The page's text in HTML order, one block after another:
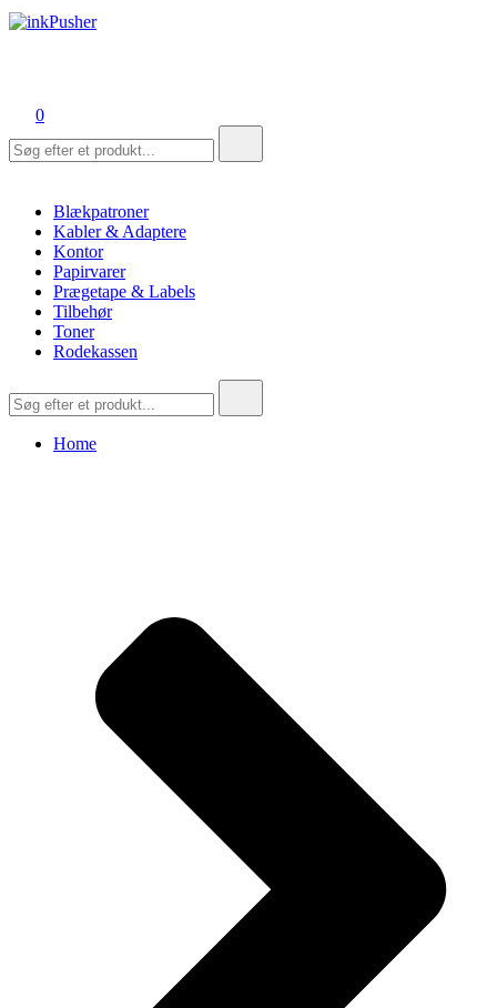
0
efter:
Blækpatroner
Kabler & Adaptere
Kontor
Papirvarer
Prægetape & Labels
Tilbehør
Toner
Rodekassen
efter:
Home